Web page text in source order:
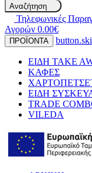
Αναζήτηση
Τηλεφωνικές
Αγορών 0.00€
ΠΡΟΪΟΝΤΑ
ΕΙΔΗ TAKE
ΚΑΦΕΣ
ΕΙΔΗ
TRADE
VILEDA